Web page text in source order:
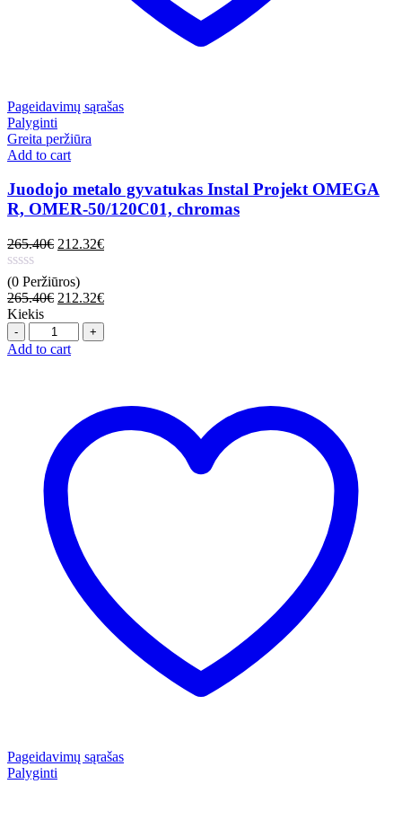
Pageidavimų sąrašas
Palyginti
Greita peržiūra
Add to cart
Juodojo metalo gyvatukas Instal Projekt OMEGA
R, OMER-50/120C01, chromas
265.40€ 212.32€
(0 Peržiūros)
265.40€ 212.32€
Kiekis
Quantity
Add to cart
Pageidavimų sąrašas
Palyginti